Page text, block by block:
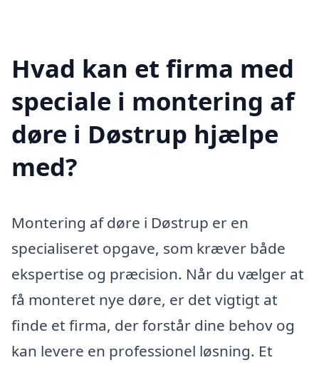
Hvad kan et firma med
speciale i montering af
døre i Døstrup hjælpe
med?
Montering af døre i Døstrup er en
specialiseret opgave, som kræver både
ekspertise og præcision. Når du vælger at
få monteret nye døre, er det vigtigt at
finde et firma, der forstår dine behov og
kan levere en professionel løsning. Et